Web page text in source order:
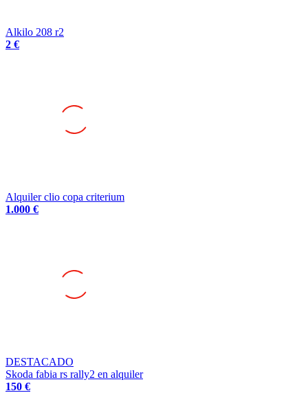
Alkilo 208 r2
2 €
Alquiler clio copa criterium
1.000 €
DESTACADO
Skoda fabia rs rally2 en alquiler
150 €